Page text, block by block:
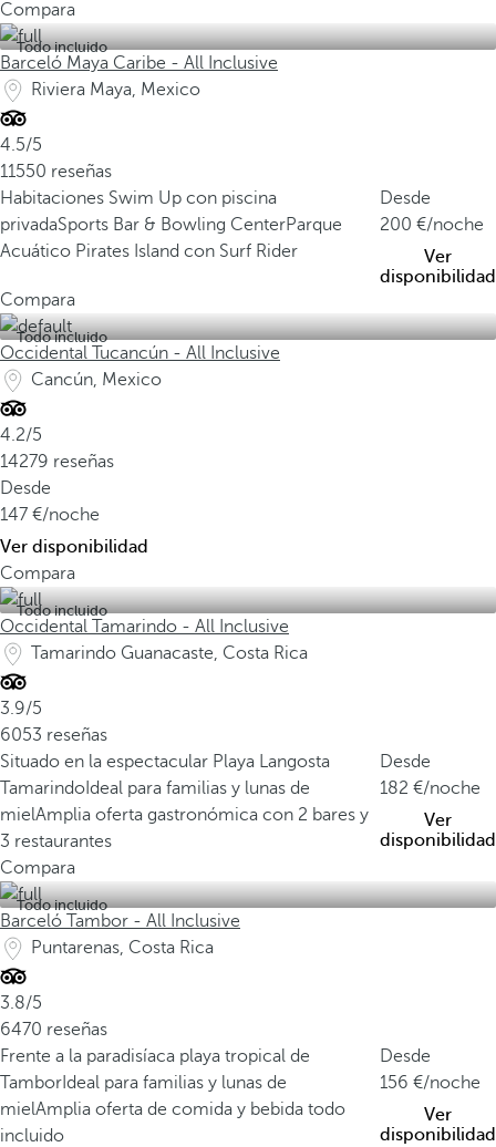
Compara
Todo incluido
Barceló Maya Caribe - All Inclusive
Riviera Maya, Mexico
4.5/5
11550 reseñas
Habitaciones Swim Up con piscina
privadaSports Bar & Bowling CenterParque
Acuático Pirates Island con Surf Rider
Desde
200
/noche
Ver
disponibilidad
Compara
Todo incluido
Occidental Tucancún - All Inclusive
Cancún, Mexico
4.2/5
14279 reseñas
Desde
147
/noche
Ver disponibilidad
Compara
Todo incluido
Occidental Tamarindo - All Inclusive
Tamarindo Guanacaste, Costa Rica
3.9/5
6053 reseñas
Situado en la espectacular Playa Langosta
Tamarindo Ideal para familias y lunas de
mielAmplia oferta gastronómica con 2 bares y
3 restaurantes
Desde
182
/noche
Ver
disponibilidad
Compara
Todo incluido
Barceló Tambor - All Inclusive
Puntarenas, Costa Rica
3.8/5
6470 reseñas
Frente a la paradisíaca playa tropical de
Tambor Ideal para familias y lunas de
mielAmplia oferta de comida y bebida todo
incluido
Desde
156
/noche
Ver
disponibilidad